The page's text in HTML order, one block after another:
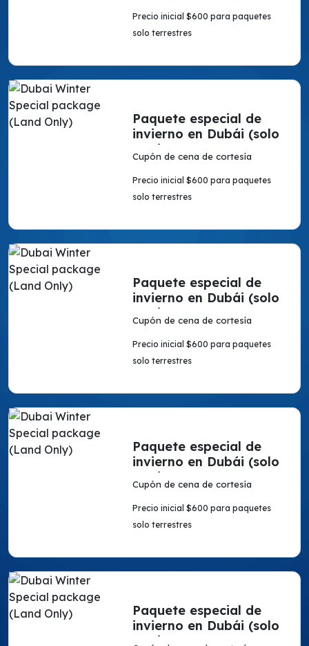
Precio inicial $600 para paquetes
solo terrestres
Paquete especial de
invierno en Dubái (solo
en tierra)
Cupón de cena de cortesía
Precio inicial $600 para paquetes
solo terrestres
Paquete especial de
invierno en Dubái (solo
en tierra)
Cupón de cena de cortesía
Precio inicial $600 para paquetes
solo terrestres
Paquete especial de
invierno en Dubái (solo
en tierra)
Cupón de cena de cortesía
Precio inicial $600 para paquetes
solo terrestres
Paquete especial de
invierno en Dubái (solo
en tierra)